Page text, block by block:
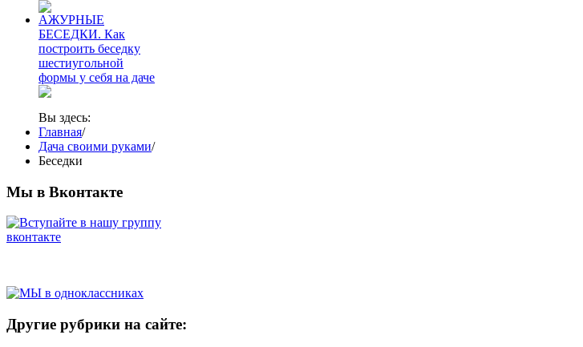
АЖУРНЫЕ
БЕСЕДКИ. Как
построить беседку
шестиугольной
формы у себя на даче
Вы здесь:
Главная/
Дача своими руками/
Беседки
Мы в Вконтакте
Другие рубрики на сайте: